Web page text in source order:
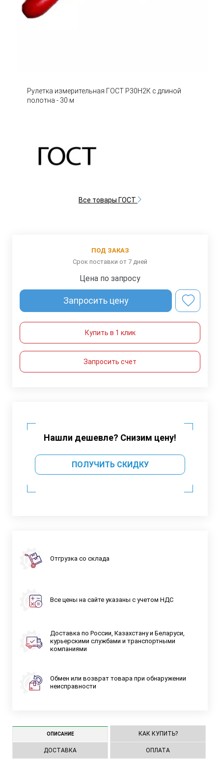
Рулетка измерительная ГОСТ Р30Н2К с длиной
полотна - 30 м
Все товары ГОСТ
ПОД ЗАКАЗ
Срок поставки от 7 дней
Цена по запросу
Запросить цену
Купить в 1 клик
Запросить счет
Нашли дешевле? Снизим цену!
ПОЛУЧИТЬ СКИДКУ
Отгрузка со склада
Все цены на сайте указаны с учетом НДС
Доставка по России, Казахстану и Беларуси,
курьерскими службами и транспортными
компаниями
Обмен или возврат товара при обнаружении
неисправности
ОПИСАНИЕ КАК КУПИТЬ?
ДОСТАВКА ОПЛАТА